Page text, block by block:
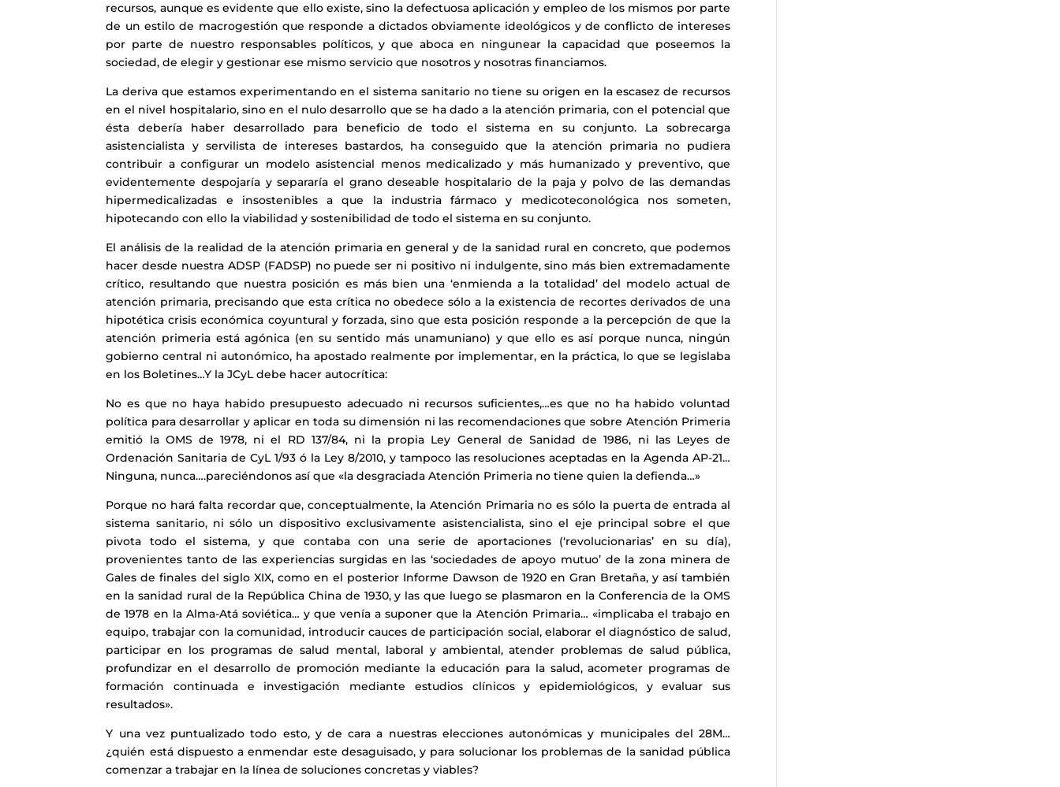
recursos, aunque es evidente que ello existe, sino la defectuosa aplicación y empleo de los mismos por parte
de un estilo de macrogestión que responde a dictados obviamente ideológicos y de conflicto de intereses
por parte de nuestro responsables políticos, y que aboca en ningunear la capacidad que poseemos la
sociedad, de elegir y gestionar ese mismo servicio que nosotros y nosotras financiamos.
La deriva que estamos experimentando en el sistema sanitario no tiene su origen en la escasez de recursos
en el nivel hospitalario, sino en el nulo desarrollo que se ha dado a la atención primaria, con el potencial que
ésta debería haber desarrollado para beneficio de todo el sistema en su conjunto. La sobrecarga
asistencialista y servilista de intereses bastardos, ha conseguido que la atención primaria no pudiera
contribuir a configurar un modelo asistencial menos medicalizado y más humanizado y preventivo, que
evidentemente despojaría y separaría el grano deseable hospitalario de la paja y polvo de las demandas
hipermedicalizadas e insostenibles a que la industria fármaco y medicoteconológica nos someten,
hipotecando con ello la viabilidad y sostenibilidad de todo el sistema en su conjunto.
El análisis de la realidad de la atención primaria en general y de la sanidad rural en concreto, que podemos
hacer desde nuestra ADSP (FADSP) no puede ser ni positivo ni indulgente, sino más bien extremadamente
crítico, resultando que nuestra posición es más bien una ‘enmienda a la totalidad’ del modelo actual de
atención primaria, precisando que esta crítica no obedece sólo a la existencia de recortes derivados de una
hipotética crisis económica coyuntural y forzada, sino que esta posición responde a la percepción de que la
atención primeria está agónica (en su sentido más unamuniano) y que ello es así porque nunca, ningún
gobierno central ni autonómico, ha apostado realmente por implementar, en la práctica, lo que se legislaba
en los Boletines…Y la JCyL debe hacer autocrítica:
No es que no haya habido presupuesto adecuado ni recursos suficientes,…es que no ha habido voluntad
política para desarrollar y aplicar en toda su dimensión ni las recomendaciones que sobre Atención Primeria
emitió la OMS de 1978, ni el RD 137/84, ni la propia Ley General de Sanidad de 1986, ni las Leyes de
Ordenación Sanitaria de CyL 1/93 ó la Ley 8/2010, y tampoco las resoluciones aceptadas en la Agenda AP-21…
Ninguna, nunca….pareciéndonos así que «la desgraciada Atención Primeria no tiene quien la defienda…»
Porque no hará falta recordar que, conceptualmente, la Atención Primaria no es sólo la puerta de entrada al
sistema sanitario, ni sólo un dispositivo exclusivamente asistencialista, sino el eje principal sobre el que
pivota todo el sistema, y que contaba con una serie de aportaciones (‘revolucionarias’ en su día),
provenientes tanto de las experiencias surgidas en las ‘sociedades de apoyo mutuo’ de la zona minera de
Gales de finales del siglo XIX, como en el posterior Informe Dawson de 1920 en Gran Bretaña, y así también
en la sanidad rural de la República China de 1930, y las que luego se plasmaron en la Conferencia de la OMS
de 1978 en la Alma-Atá soviética… y que venía a suponer que la Atención Primaria… «implicaba el trabajo en
equipo, trabajar con la comunidad, introducir cauces de participación social, elaborar el diagnóstico de salud,
participar en los programas de salud mental, laboral y ambiental, atender problemas de salud pública,
profundizar en el desarrollo de promoción mediante la educación para la salud, acometer programas de
formación continuada e investigación mediante estudios clínicos y epidemiológicos, y evaluar sus
resultados».
Y una vez puntualizado todo esto, y de cara a nuestras elecciones autonómicas y municipales del 28M…
¿quién está dispuesto a enmendar este desaguisado, y para solucionar los problemas de la sanidad pública
comenzar a trabajar en la línea de soluciones concretas y viables?